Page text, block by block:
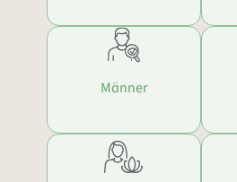
Männer